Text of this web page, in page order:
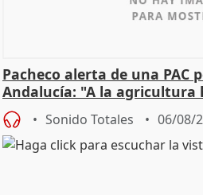
Pacheco alerta de una PAC
Andalucía: "A la agricultura
Sonido Totales 06/08/